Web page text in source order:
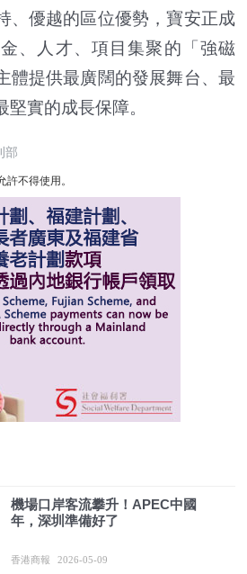
、優越的區位優勢，寶安正成
、人才、項目集聚的「強磁
體提供最廣闊的發展舞台、最
實的成長保障。
部
不得使用。
機場口岸客流攀升！APEC中國
年，深圳準備好了
香港商報 2026-05-09